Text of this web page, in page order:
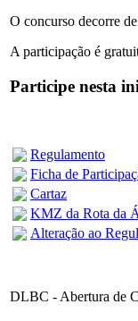
O concurso decorre
A participação é
Participe nesta
Regulamento
Ficha de
Cartaz
KMZ da Rota da
Alteração ao
DLBC - Abertura de